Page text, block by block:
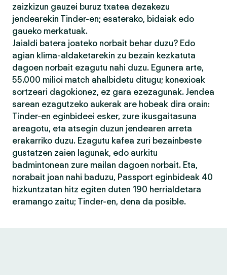
zaizkizun gauzei buruz txatea dezakezu
jendearekin Tinder-en; esaterako, bidaiak edo
gaueko merkatuak.
Jaialdi batera joateko norbait behar duzu? Edo
agian klima-aldaketarekin zu bezain kezkatuta
dagoen norbait ezagutu nahi duzu. Egunera arte,
55.000 milioi match ahalbidetu ditugu; konexioak
sortzeari dagokionez, ez gara ezezagunak. Jendea
sarean ezagutzeko aukerak are hobeak dira orain:
Tinder-en eginbideei esker, zure ikusgaitasuna
areagotu, eta atsegin duzun jendearen arreta
erakarriko duzu. Ezagutu kafea zuri bezainbeste
gustatzen zaien lagunak, edo aurkitu
badmintonean zure mailan dagoen norbait. Eta,
norabait joan nahi baduzu, Passport eginbideak 40
hizkuntzatan hitz egiten duten 190 herrialdetara
eramango zaitu; Tinder-en, dena da posible.